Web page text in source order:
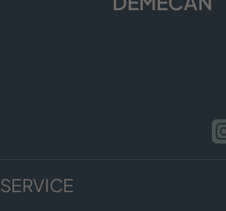
SERVICE